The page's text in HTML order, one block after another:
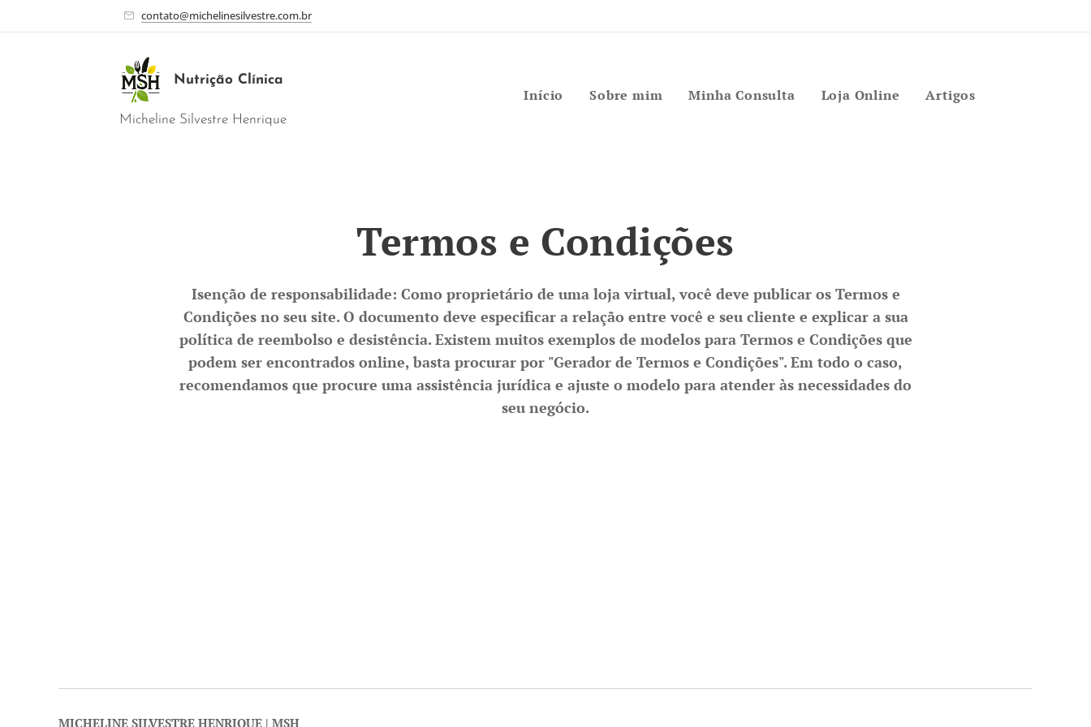
contato@michelinesilvestre.com.br
Nutrição Clínica
Micheline Silvestre Henrique
Início Sobre mim Minha Consulta Loja Online Artigos
Termos e Condições
Isenção de responsabilidade: Como proprietário de uma loja virtual, você deve publicar os Termos e
Condições no seu site. O documento deve especificar a relação entre você e seu cliente e explicar a sua
política de reembolso e desistência. Existem muitos exemplos de modelos para Termos e Condições que
podem ser encontrados online, basta procurar por "Gerador de Termos e Condições". Em todo o caso,
recomendamos que procure uma assistência jurídica e ajuste o modelo para atender às necessidades do
seu negócio.
MICHELINE SILVESTRE HENRIQUE | MSH